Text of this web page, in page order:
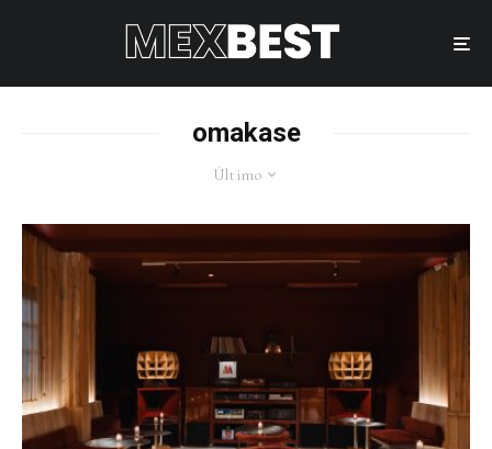
omakase
Último